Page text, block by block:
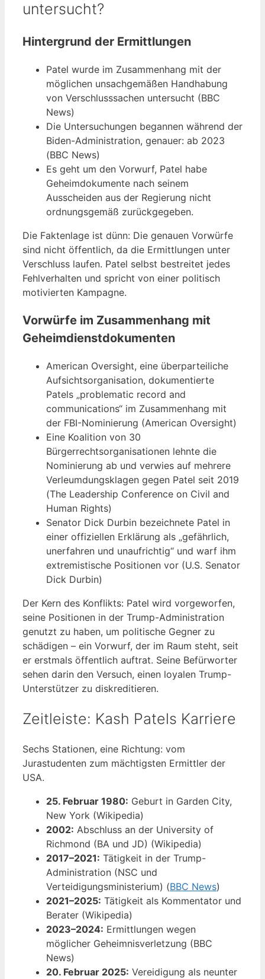
untersucht?
Hintergrund der Ermittlungen
Patel wurde im Zusammenhang mit der
möglichen unsachgemäßen Handhabung
von Verschlusssachen untersucht (BBC
News)
Die Untersuchungen begannen während der
Biden-Administration, genauer: ab 2023
(BBC News)
Es geht um den Vorwurf, Patel habe
Geheimdokumente nach seinem
Ausscheiden aus der Regierung nicht
ordnungsgemäß zurückgegeben.
Die Faktenlage ist dünn: Die genauen Vorwürfe
sind nicht öffentlich, da die Ermittlungen unter
Verschluss laufen. Patel selbst bestreitet jedes
Fehlverhalten und spricht von einer politisch
motivierten Kampagne.
Vorwürfe im Zusammenhang mit
Geheimdienstdokumenten
American Oversight, eine überparteiliche
Aufsichtsorganisation, dokumentierte
Patels „problematic record and
communications“ im Zusammenhang mit
der FBI-Nominierung (American Oversight)
Eine Koalition von 30
Bürgerrechtsorganisationen lehnte die
Nominierung ab und verwies auf mehrere
Verleumdungsklagen gegen Patel seit 2019
(The Leadership Conference on Civil and
Human Rights)
Senator Dick Durbin bezeichnete Patel in
einer offiziellen Erklärung als „gefährlich,
unerfahren und unaufrichtig“ und warf ihm
extremistische Positionen vor (U.S. Senator
Dick Durbin)
Der Kern des Konflikts: Patel wird vorgeworfen,
seine Positionen in der Trump-Administration
genutzt zu haben, um politische Gegner zu
schädigen – ein Vorwurf, der im Raum steht, seit
er erstmals öffentlich auftrat. Seine Befürworter
sehen darin den Versuch, einen loyalen Trump-
Unterstützer zu diskreditieren.
Zeitleiste: Kash Patels Karriere
Sechs Stationen, eine Richtung: vom
Jurastudenten zum mächtigsten Ermittler der
USA.
25. Februar 1980: Geburt in Garden City,
New York (Wikipedia)
2002: Abschluss an der University of
Richmond (BA und JD) (Wikipedia)
2017–2021: Tätigkeit in der Trump-
Administration (NSC und
Verteidigungsministerium) (BBC News)
2021–2025: Tätigkeit als Kommentator und
Berater (Wikipedia)
2023–2024: Ermittlungen wegen
möglicher Geheimnisverletzung (BBC
News)
20. Februar 2025: Vereidigung als neunter